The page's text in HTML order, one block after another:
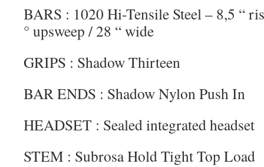
BARS : 1020 Hi-Tensile Steel – 8,5 “
° upsweep / 28 “ wide
GRIPS : Shadow Thirteen
BAR ENDS : Shadow Nylon Push In
HEADSET : Sealed integrated headset
STEM : Subrosa Hold Tight Top Load